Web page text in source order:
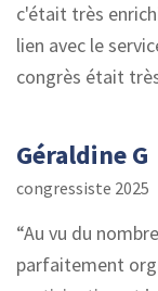
c'était très
lien avec le
congrès était
Géraldine G
congressiste 2025
Au vu du
parfaitement